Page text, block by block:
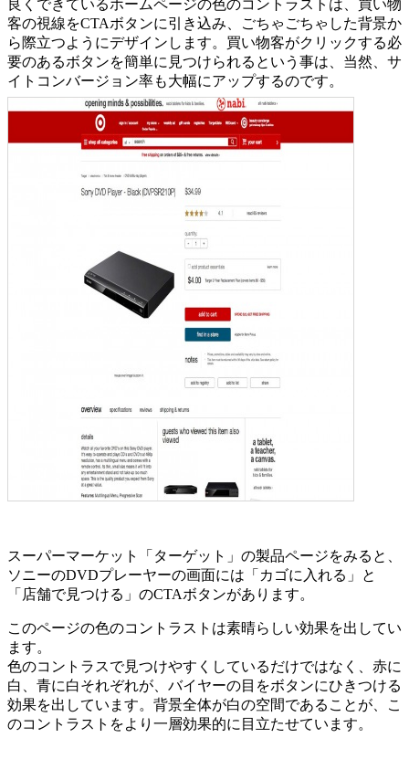
良くできているホームページの色のコントラストは、買い物
客の視線をCTAボタンに引き込み、ごちゃごちゃした背景か
ら際立つようにデザインします。買い物客がクリックする必
要のあるボタンを簡単に見つけられるという事は、当然、サ
イトコンバージョン率も大幅にアップするのです。
スーパーマーケット「ターゲット」の製品ページをみると、
ソニーのDVDプレーヤーの画面には「カゴに入れる」と
「店舗で見つける」のCTAボタンがあります。
このページの色のコントラストは素晴らしい効果を出してい
ます。
色のコントラスで見つけやすくしているだけではなく、赤に
白、青に白それぞれが、バイヤーの目をボタンにひきつける
効果を出しています。背景全体が白の空間であることが、こ
のコントラストをより一層効果的に目立たせています。